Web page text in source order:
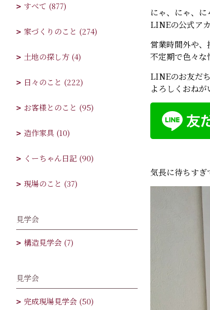
にゃ、にゃ、に
LINEの公式ア
営業時間外や
不定期で色々
LINEのお友だ
よろしくおね
気長に待ちす
すべて (877)
家づくりのこと (274)
土地の探し方 (4)
日々のこと (222)
お客様とのこと (95)
造作家具 (10)
くーちゃん日記 (90)
現場のこと (37)
見学会
構造見学会 (7)
見学会
完成現場見学会 (50)